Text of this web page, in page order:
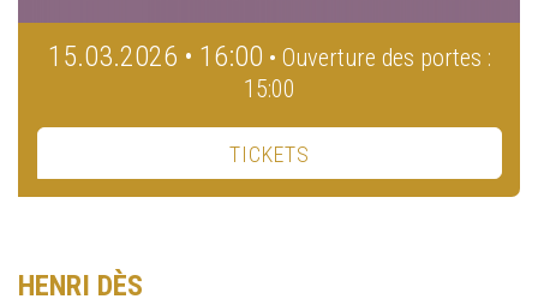
15.03.2026 • 16:00 • Ouverture des portes :
15:00
TICKETS
HENRI DÈS